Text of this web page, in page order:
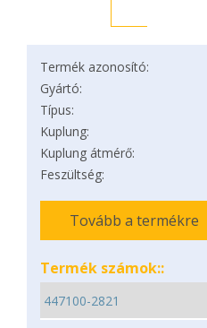
Termék azonosító:
Gyártó:
Típus:
Kuplung:
Kuplung átmérő:
Feszültség:
Tovább a termékre
Termék számok::